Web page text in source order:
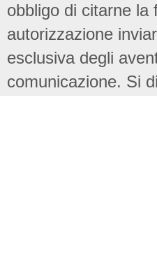
obbligo di citarne la
autorizzazione
esclusiva degli
comunicazione. Si